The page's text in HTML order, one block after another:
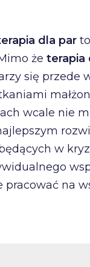
dla par
żeterapia
się przede
wcale nie
w
pracować na